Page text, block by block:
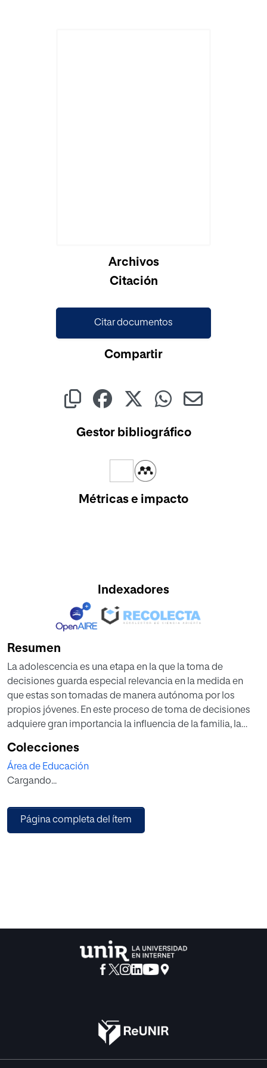
Archivos
Citación
Citar documentos
Compartir
Gestor bibliográfico
Métricas e impacto
Indexadores
Resumen
La adolescencia es una etapa en la que la toma de
decisiones guarda especial relevancia en la medida en
que estas son tomadas de manera autónoma por los
propios jóvenes. En este proceso de toma de decisiones
adquiere gran importancia la influencia de la familia, la
adolescente puede desarrollar virtudes que le permitan
fortalecer su carácter para identificar su proyecto de vida.
El presente trabajo tiene como objetivo principal el diseño
mediante la metavirtud de la prudencia en alumnos de
Bachillerato ya que, a través de esta investigación, se
Colecciones
Área de Educación
Cargando...
Página completa del ítem